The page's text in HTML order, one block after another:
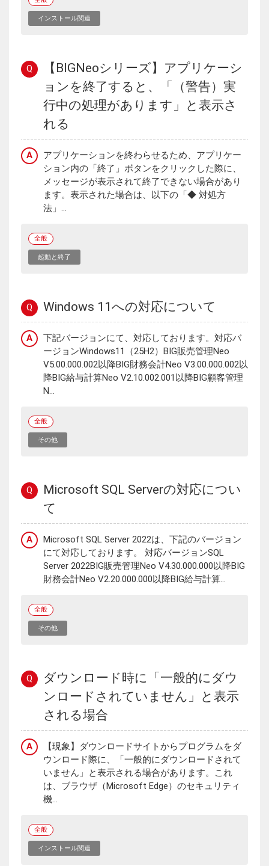
インストール関連
Q
【BIGNeoシリーズ】アプリケーシ
ョンを終了すると、「（警告）実
行中の処理があります」と表示さ
れる
A
アプリケーションを終わらせるため、アプリケー
ション内の「終了」ボタンをクリックした際に、
メッセージが表示されて終了できない場合があり
ます。表示された場合は、以下の「◆ 対処方
法」...
全般
起動と終了
Q Windows 11への対応について
A
下記バージョンにて、対応しております。対応バ
ージョンWindows11（25H2）BIG販売管理Neo
V5.00.000.002以降BIG財務会計Neo V3.00.000.002以
降BIG給与計算Neo V2.10.002.001以降BIG顧客管理
N...
全般
その他
Q
Microsoft SQL Serverの対応につい
て
A
Microsoft SQL Server 2022は、下記のバージョン
にて対応しております。 対応バージョンSQL
Server 2022BIG販売管理Neo V4.30.000.000以降BIG
財務会計Neo V2.20.000.000以降BIG給与計算...
全般
その他
Q
ダウンロード時に「一般的にダウ
ンロードされていません」と表示
される場合
A
【現象】ダウンロードサイトからプログラムをダ
ウンロード際に、「一般的にダウンロードされて
いません」と表示される場合があります。これ
は、ブラウザ（Microsoft Edge）のセキュリティ
機...
全般
インストール関連